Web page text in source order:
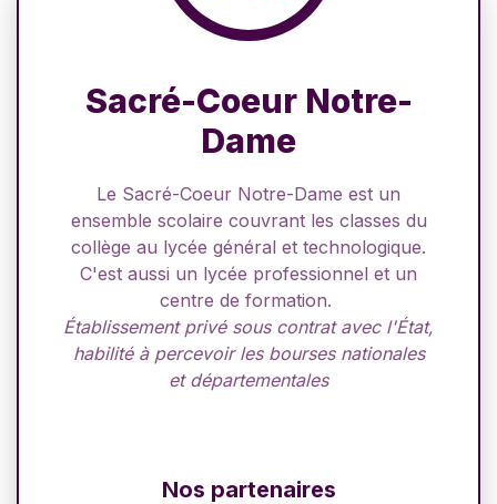
Sacré-Coeur Notre-
Dame
Le Sacré-Coeur Notre-Dame est un
ensemble scolaire couvrant les classes du
collège au lycée général et technologique.
C'est aussi un lycée professionnel et un
centre de formation.
Établissement privé sous contrat avec l'État,
habilité à percevoir les bourses nationales
et départementales
Nos partenaires